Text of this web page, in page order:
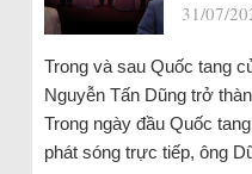
31/07/
Trong và sau Quốc tang
Nguyễn Tấn Dũng trở
Trong ngày đầu Quốc
phát sóng trực tiếp, ông